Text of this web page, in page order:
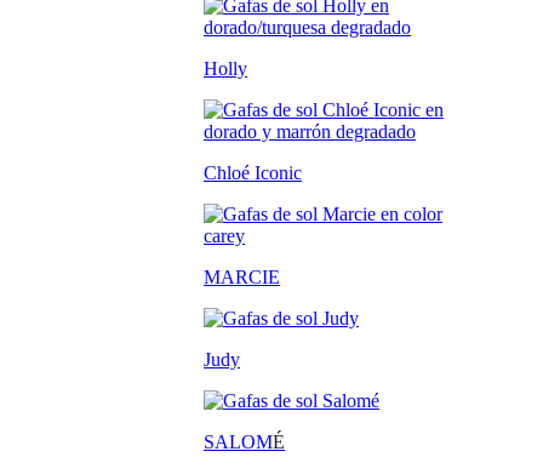
Holly
Chloé Iconic
MARCIE
Judy
SALOMÉ